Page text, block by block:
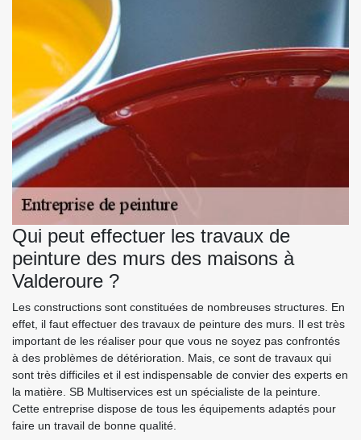
Qui peut effectuer les travaux de
peinture des murs des maisons à
Valderoure ?
Les constructions sont constituées de nombreuses structures. En
effet, il faut effectuer des travaux de peinture des murs. Il est très
important de les réaliser pour que vous ne soyez pas confrontés
à des problèmes de détérioration. Mais, ce sont de travaux qui
sont très difficiles et il est indispensable de convier des experts en
la matière. SB Multiservices est un spécialiste de la peinture.
Cette entreprise dispose de tous les équipements adaptés pour
faire un travail de bonne qualité.